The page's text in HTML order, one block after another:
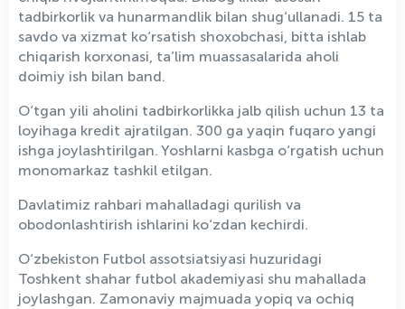
tadbirkorlik va hunarmandlik bilan shug‘ullanadi. 15 ta
savdo va xizmat ko‘rsatish shoxobchasi, bitta ishlab
chiqarish korxonasi, ta’lim muassasalarida aholi
doimiy ish bilan band.
O‘tgan yili aholini tadbirkorlikka jalb qilish uchun 13 ta
loyihaga kredit ajratilgan. 300 ga yaqin fuqaro yangi
ishga joylashtirilgan. Yoshlarni kasbga o‘rgatish uchun
monomarkaz tashkil etilgan.
Davlatimiz rahbari mahalladagi qurilish va
obodonlashtirish ishlarini ko‘zdan kechirdi.
O‘zbekiston Futbol assotsiatsiyasi huzuridagi
Toshkent shahar futbol akademiyasi shu mahallada
joylashgan. Zamonaviy majmuada yopiq va ochiq